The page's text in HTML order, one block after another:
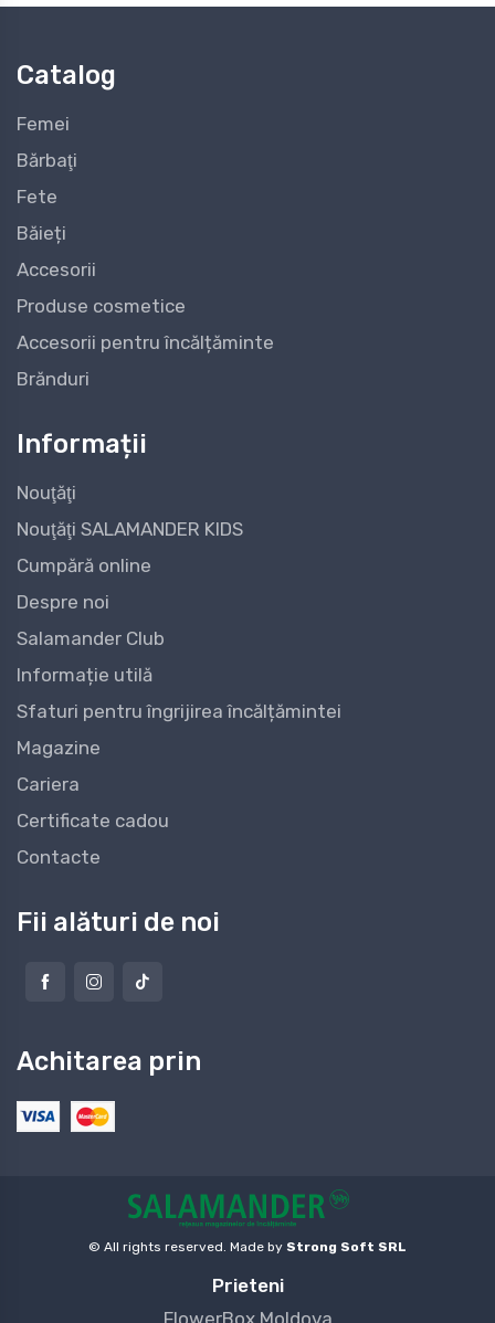
Catalog
Femei
Bărbaţi
Fete
Băieți
Accesorii
Produse cosmetice
Accesorii pentru încălțăminte
Brănduri
Informații
Nouţăţi
Nouţăţi SALAMANDER KIDS
Cumpără online
Despre noi
Salamander Club
Informație utilă
Sfaturi pentru îngrijirea încălțămintei
Magazine
Cariera
Certificate cadou
Contacte
Fii alături de noi
Achitarea prin
© All rights reserved. Made by Strong Soft SRL
Prieteni